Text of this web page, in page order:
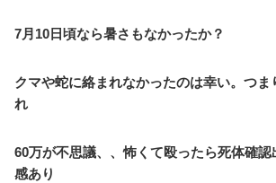
7月10日頃なら暑さもなかったか？
クマや蛇に絡まれなかったのは幸い。つま
れ
60万が不思議、、怖くて殴ったら死体確認
感あり